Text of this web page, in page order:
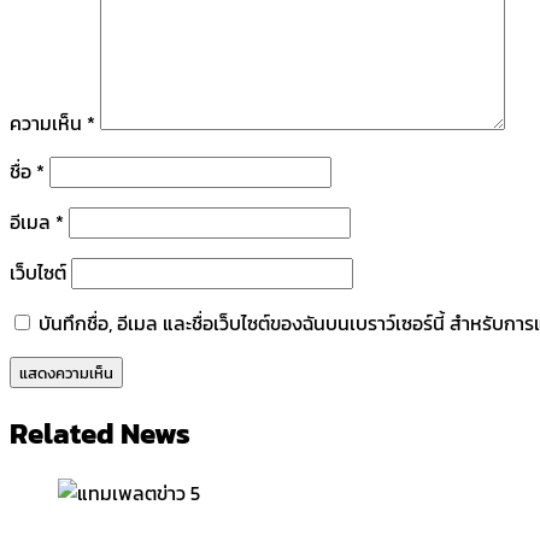
ความเห็น *
ชื่อ *
อีเมล *
เว็บไซต์
บันทึกชื่อ, อีเมล และชื่อเว็บไซต์ของฉันบนเบราว์เซอร์นี้ สำหรับกา
Related News